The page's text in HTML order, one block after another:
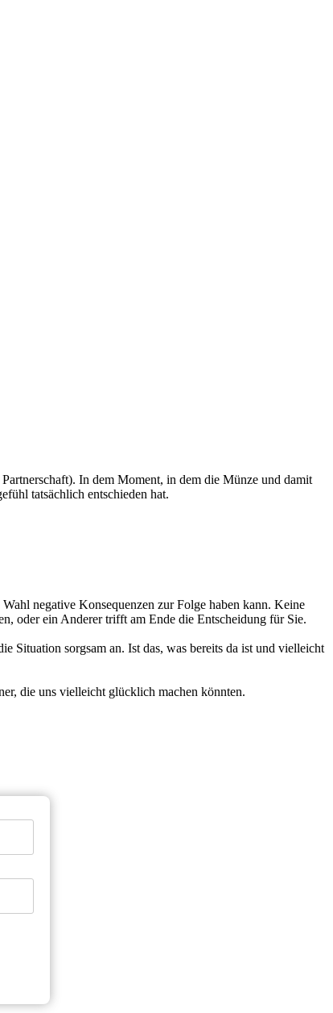
In dem Moment, in dem die Münze und damit
tatsächlich entschieden hat.
negative Konsequenzen zur Folge haben kann. Keine
oder ein Anderer trifft am Ende die Entscheidung für Sie.
Situation sorgsam an. Ist das, was bereits da ist und vielleicht
die uns vielleicht glücklich machen könnten.